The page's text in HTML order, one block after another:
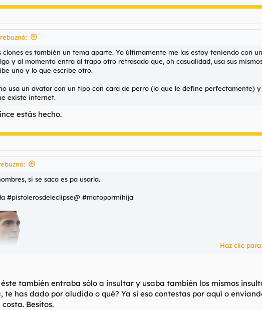
clones es también un tema aparte. Yo últimamente me las estoy teniendo con
y al momento entra al trapo otro retrasado que, oh casualidad, usa sus
uno y lo que escribe otro.
usa un avatar con un tipo con cara de perro (lo que le define
existe internet.
estás hecho.
si se saca es pa usarla.
#pistolerosdeleclipse@ #matopormihija
penis, escrot, y enfurruñe.
Haz clic
también entraba sólo a insultar y usaba también los mismos
te has dado por aludido o qué? Ya si eso contestas por aquí o
Besitos.